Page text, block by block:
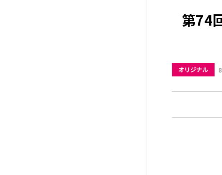
第74
オリジナル